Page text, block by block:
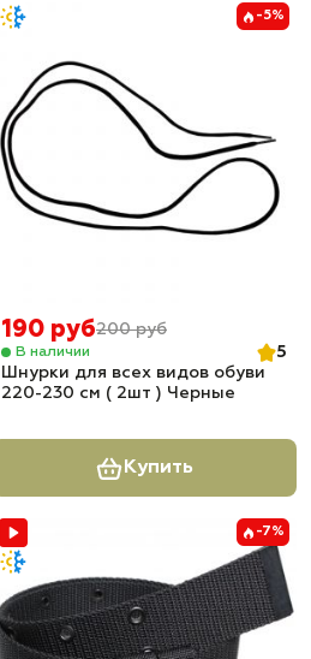
-5%
190 руб200 руб
В наличии
5
Шнурки для всех видов обуви
220-230 см ( 2шт ) Черные
Купить
-7%